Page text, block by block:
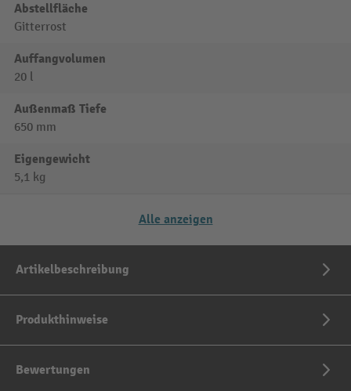
Abstellfläche
Gitterrost
Auffangvolumen
20 l
Außenmaß Tiefe
650 mm
Eigengewicht
5,1 kg
Alle anzeigen
Artikelbeschreibung
Produkthinweise
Bewertungen